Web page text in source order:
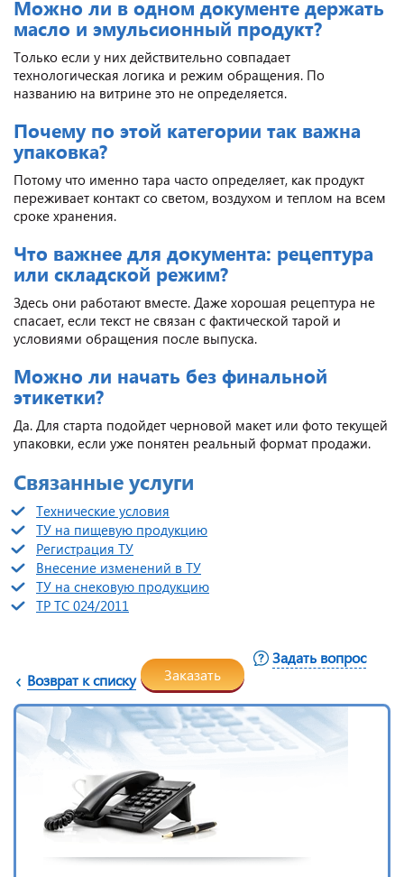
Можно ли в одном документе держать
масло и эмульсионный продукт?
Только если у них действительно совпадает
технологическая логика и режим обращения. По
названию на витрине это не определяется.
Почему по этой категории так важна
упаковка?
Потому что именно тара часто определяет, как продукт
переживает контакт со светом, воздухом и теплом на всем
сроке хранения.
Что важнее для документа: рецептура
или складской режим?
Здесь они работают вместе. Даже хорошая рецептура не
спасает, если текст не связан с фактической тарой и
условиями обращения после выпуска.
Можно ли начать без финальной
этикетки?
Да. Для старта подойдет черновой макет или фото текущей
упаковки, если уже понятен реальный формат продажи.
Связанные услуги
Технические условия
ТУ на пищевую продукцию
Регистрация ТУ
Внесение изменений в ТУ
ТУ на снековую продукцию
ТР ТС 024/2011
Возврат к списку Заказать
Задать вопрос